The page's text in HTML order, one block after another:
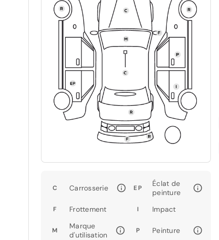
C Carrosserie EP
Éclat de
peinture
F Frottement I Impact
M
Marque
d'utilisation
P Peinture